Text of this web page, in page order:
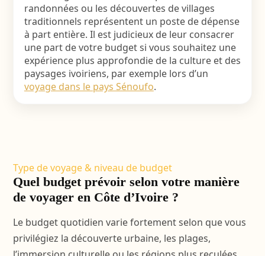
randonnées ou les découvertes de villages
traditionnels représentent un poste de dépense
à part entière. Il est judicieux de leur consacrer
une part de votre budget si vous souhaitez une
expérience plus approfondie de la culture et des
paysages ivoiriens, par exemple lors d’un
voyage dans le pays Sénoufo.
Type de voyage & niveau de budget
Quel budget prévoir selon votre manière
de voyager en Côte d’Ivoire ?
Le budget quotidien varie fortement selon que vous
privilégiez la découverte urbaine, les plages,